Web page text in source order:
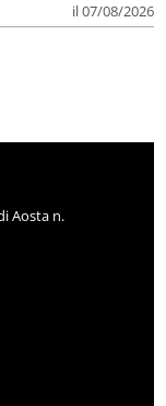
il 07/08/2026
Aosta n.